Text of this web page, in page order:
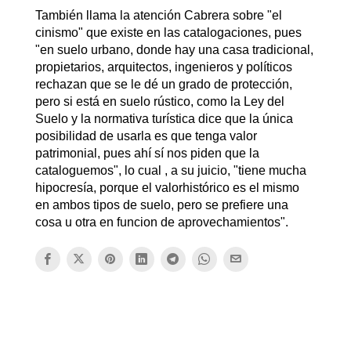
También llama la atención Cabrera sobre "el
cinismo" que existe en las catalogaciones, pues
"en suelo urbano, donde hay una casa tradicional,
propietarios, arquitectos, ingenieros y políticos
rechazan que se le dé un grado de protección,
pero si está en suelo rústico, como la Ley del
Suelo y la normativa turística dice que la única
posibilidad de usarla es que tenga valor
patrimonial, pues ahí sí nos piden que la
cataloguemos", lo cual , a su juicio, "tiene mucha
hipocresía, porque el valorhistórico es el mismo
en ambos tipos de suelo, pero se prefiere una
cosa u otra en funcion de aprovechamientos".